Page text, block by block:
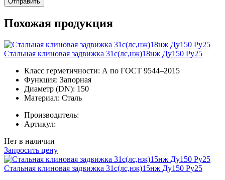
Похожая продукция
Стальная клиновая задвижка 31с(лс,нж)18нж Ду150 Ру25
Класс герметичности: А по ГОСТ 9544–2015
Функция: Запорная
Диаметр (DN): 150
Материал: Сталь
Производитель:
Артикул:
Нет в наличии
Запросить цену
Стальная клиновая задвижка 31с(лс,нж)15нж Ду150 Ру25